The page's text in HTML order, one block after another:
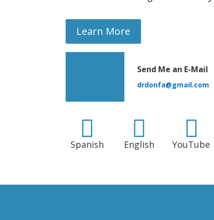
Learn More
Send Me an E-Mail
drdonfa@gmail.com

Spanish

English

YouTube